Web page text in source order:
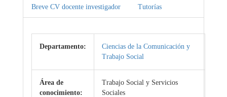
Breve CV docente investigador Tutorías
Departamento:
Ciencias de la Comunicación y
Trabajo Social
Área de
conocimiento:
Trabajo Social y Servicios
Sociales